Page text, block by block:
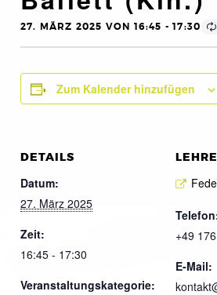
27. MÄRZ 2025 VON 16:45 -17:30
Zum Kalender hinzufügen
DETAILS
Datum:
27. März 2025
Zeit:
16:45 - 17:30
Veranstaltungskategorie:
+49
E-Mail: